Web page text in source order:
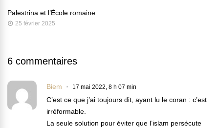
Palestrina et l’École romaine
25 février 2025
6 commentaires
Biem 17 mai 2022, 8 h 07 min
C’est ce que j’ai toujours dit, ayant lu le coran : c’est
irréformable.
La seule solution pour éviter que l’islam persécute